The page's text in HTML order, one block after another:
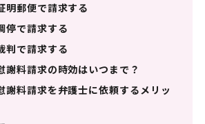
郵便で請求する
で請求する
で請求する
謝料請求の時効はいつまで？
謝料請求を弁護士に依頼するメリッ